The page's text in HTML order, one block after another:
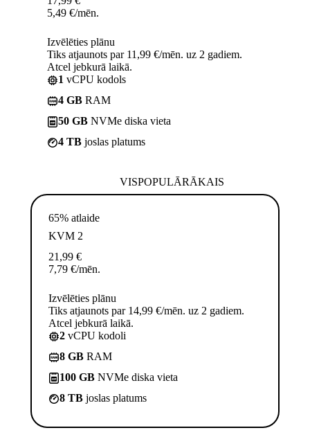
5,49 €/mēn.
Izvēlēties plānu
Tiks atjaunots par 11,99 €/mēn. uz 2 gadiem.
Atcel jebkurā laikā.
1 vCPU kodols
4 GB RAM
50 GB NVMe diska vieta
4 TB joslas platums
VISPOPULĀRĀKAIS
65% atlaide
KVM 2
21,99 €
7,79 €/mēn.
Izvēlēties plānu
Tiks atjaunots par 14,99 €/mēn. uz 2 gadiem.
Atcel jebkurā laikā.
2 vCPU kodoli
8 GB RAM
100 GB NVMe diska vieta
8 TB joslas platums